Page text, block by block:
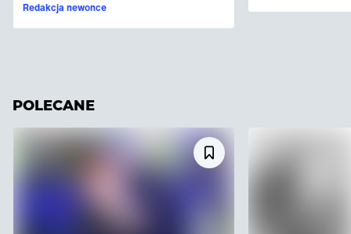
Redakcja newonce
POLECANE